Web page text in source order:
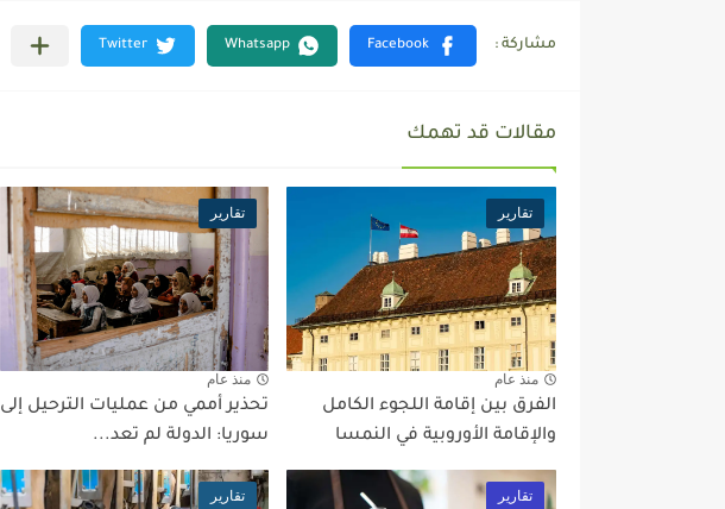
مقالات قد تهمك
تقارير
منذ عام
الفرق بين إقامة اللجوء الكامل
والإقامة الأوروبية في النمسا
تقارير
منذ عام
تحذير أممي من عمليات الترحيل إلى
سوريا: الدولة لم تعد...
تقارير تقارير